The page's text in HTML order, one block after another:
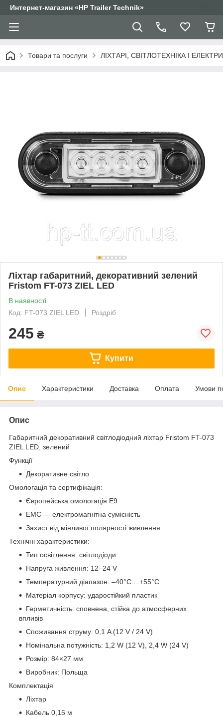
Интернет-магазин «HP Trailer Technik»
Товари та послуги ЛІХТАРІ, СВІТЛОТЕХНІКА І
Ліхтар габаритний, декоративний зелений
Fristom FT-073 ZIEL LED
В наявності
Код: FT-073 ZIEL LED
Роздріб
245 ₴
Купити
Опис Характеристики Доставка Оплата Умови
Опис
Габаритний декоративний світлодіодний ліхтар Fristom FT-073
ZIEL LED, зелений
Функції
Декоративне світло
Омологація та сертифікація:
Європейська омологація E9
EMC — електромагнітна сумісність
Захист від мінливої полярності живлення
Технічні характеристики:
Тип освітлення: світлодіоди
Напруга живлення: 12–24 V
Температурний діапазон: –40°C... +55°C
Матеріал корпусу: ударостійкий пластик
Герметичність: сповнена, стійка до атмосферних
впливів
Споживання струму: 0,1 A (12 V / 24 V)
Номінальна потужність: 1,2 W (12 V), 2,4 W (24 V)
Розмір: 84×27 мм
Виробник: Польща
Комплектація
Ліхтар
Кабель 0,15 м